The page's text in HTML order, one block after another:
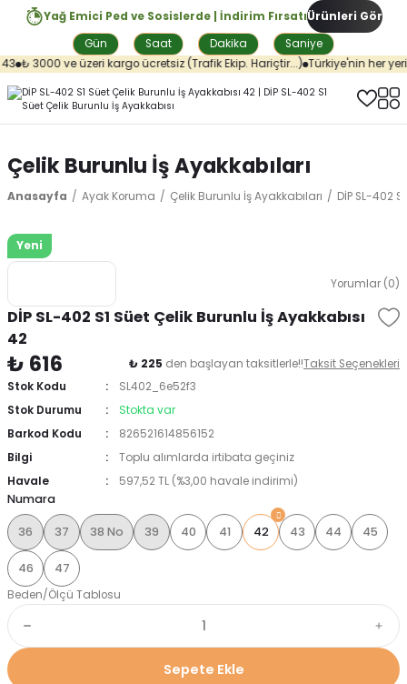
Yağ Emici Ped ve Sosislerde | İndirim Fırsatı
Gün
Saat Dakika Saniye
Ürünleri Gör
₺ 3000 ve üzeri kargo ücretsiz (Trafik Ekip. Hariçtir...) Türkiye'nin her
Çelik Burunlu İş Ayakkabıları
Anasayfa Ayak Koruma Çelik Burunlu İş Ayakkabıları DİP SL-402
Yeni
Yorumlar (0)
DİP SL-402 S1 Süet Çelik Burunlu İş Ayakkabısı
42
₺ 616 ₺ 225 den başlayan taksitlerle!!Taksit Seçenekleri
Stok Kodu
SL402_6e52f3
Stok Durumu
Stokta var
Barkod Kodu
826521614856152
Bilgi
Toplu alımlarda irtibata geçiniz
Havale
597,52 TL (%3,00 havale indirimi)
Numara
36 37 38 No 39 40 41 42 43 44 45
46 47
Beden/Ölçü Tablosu
Sepete Ekle